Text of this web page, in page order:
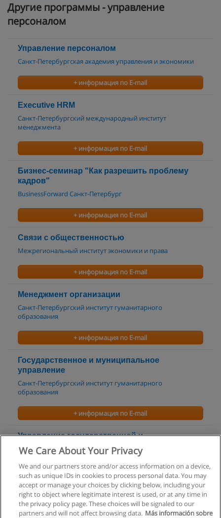
Другие программы - управление
персоналом
Управление персоналом
Санкт-Петербургская академия управления и экономики
+ информация по E-mail
Executive HRM
Санкт-Петербургский международный институт
менеджмента
+ информация по E-mail
Бизнес-семинар "Как разрешить проблему
кадров"
BusinessForward Санкт-Петербург
+ информация по E-mail
Связи с общественностью
Межрегиональный институт экономики и права
+ информация по E-mail
Менеджмент организации
Санкт-Петербургский институт гуманитарного
образования
+ информация по E-mail
Государственное и муниципальное
управление
Санкт-Петербургский институт гуманитарного
образования
+ информация по E-mail
Управление государственной и
муниципальной собственностью
Санкт-Петербургский институт управления и права
+ информация по E-mail
We Care About Your Privacy
We and our partners store and/or access information on a device,
such as unique IDs in cookies to process personal data. You may
accept or manage your choices by clicking below, including your
right to object where legitimate interest is used, or at any time in
the privacy policy page. These choices will be signaled to our
partners and will not affect browsing data. Más información sobre